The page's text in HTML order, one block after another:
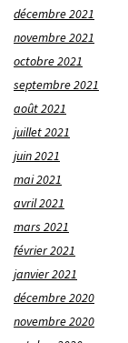
décembre 2021
novembre 2021
octobre 2021
septembre 2021
août 2021
juillet 2021
juin 2021
mai 2021
avril 2021
mars 2021
février 2021
janvier 2021
décembre 2020
novembre 2020